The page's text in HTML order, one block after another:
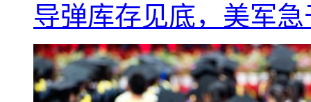
导弹库存见底，美军